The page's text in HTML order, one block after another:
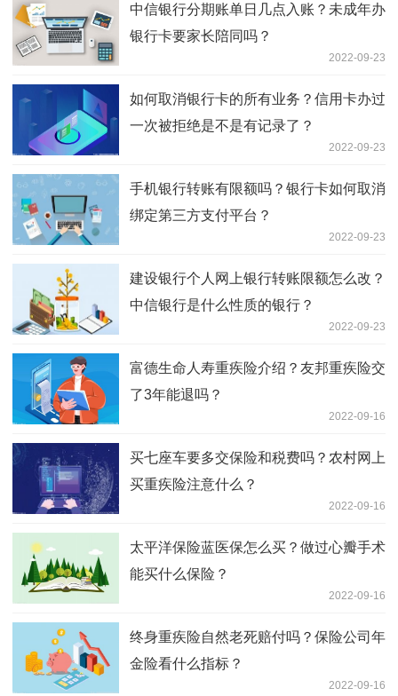
中信银行分期账单日几点入账？未成年办
银行卡要家长陪同吗？
2022-09-23
如何取消银行卡的所有业务？信用卡办过
一次被拒绝是不是有记录了？
2022-09-23
手机银行转账有限额吗？银行卡如何取消
绑定第三方支付平台？
2022-09-23
建设银行个人网上银行转账限额怎么改？
中信银行是什么性质的银行？
2022-09-23
富德生命人寿重疾险介绍？友邦重疾险交
了3年能退吗？
2022-09-16
买七座车要多交保险和税费吗？农村网上
买重疾险注意什么？
2022-09-16
太平洋保险蓝医保怎么买？做过心瓣手术
能买什么保险？
2022-09-16
终身重疾险自然老死赔付吗？保险公司年
金险看什么指标？
2022-09-16